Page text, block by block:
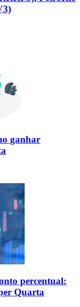
ganhar
percentual:
Quarta